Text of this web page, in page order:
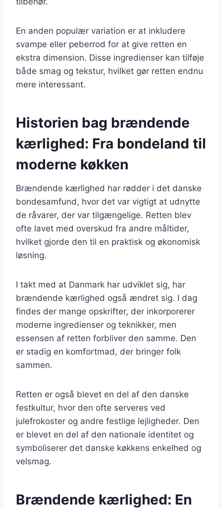
En anden populær variation er at inkludere
svampe eller peberrod for at give retten en
ekstra dimension. Disse ingredienser kan tilføje
både smag og tekstur, hvilket gør retten endnu
mere interessant.
Historien bag brændende
kærlighed: Fra bondeland til
moderne køkken
Brændende kærlighed har rødder i det danske
bondesamfund, hvor det var vigtigt at udnytte
de råvarer, der var tilgængelige. Retten blev
ofte lavet med overskud fra andre måltider,
hvilket gjorde den til en praktisk og økonomisk
løsning.
I takt med at Danmark har udviklet sig, har
brændende kærlighed også ændret sig. I dag
findes der mange opskrifter, der inkorporerer
moderne ingredienser og teknikker, men
essensen af retten forbliver den samme. Den
er stadig en komfortmad, der bringer folk
sammen.
Retten er også blevet en del af den danske
festkultur, hvor den ofte serveres ved
julefrokoster og andre festlige lejligheder. Den
er blevet en del af den nationale identitet og
symboliserer det danske køkkens enkelhed og
velsmag.
Brændende kærlighed: En